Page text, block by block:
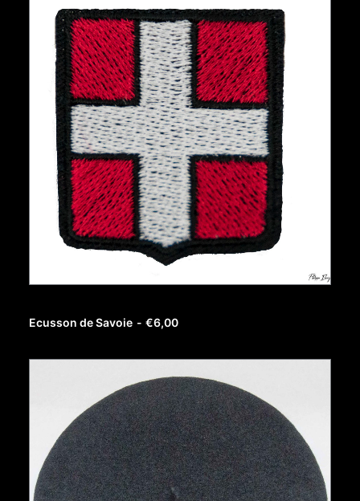
AJOUTER AU PANIER
Ecusson de Savoie €6,00